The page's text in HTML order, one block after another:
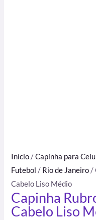
Início /Capinha para
Futebol / Rio de Janeiro /
Cabelo Liso Médio
Capinha
Cabelo Liso